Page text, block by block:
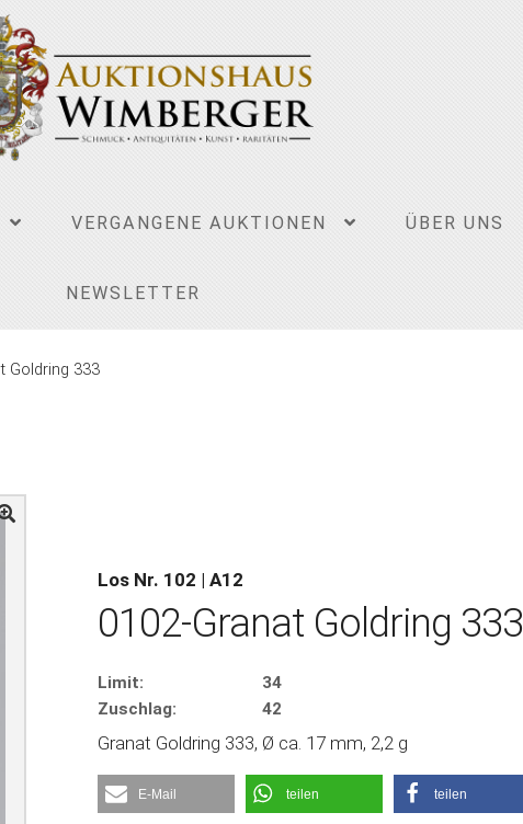
VERGANGENE AUKTIONEN ÜBER UNS
NEWSLETTER
Goldring 333
Los Nr. 102 | A12
0102-Granat Goldring 333
Limit:
34
Zuschlag:
42
Granat Goldring 333, Ø ca. 17 mm, 2,2 g
E-Mail teilen teilen